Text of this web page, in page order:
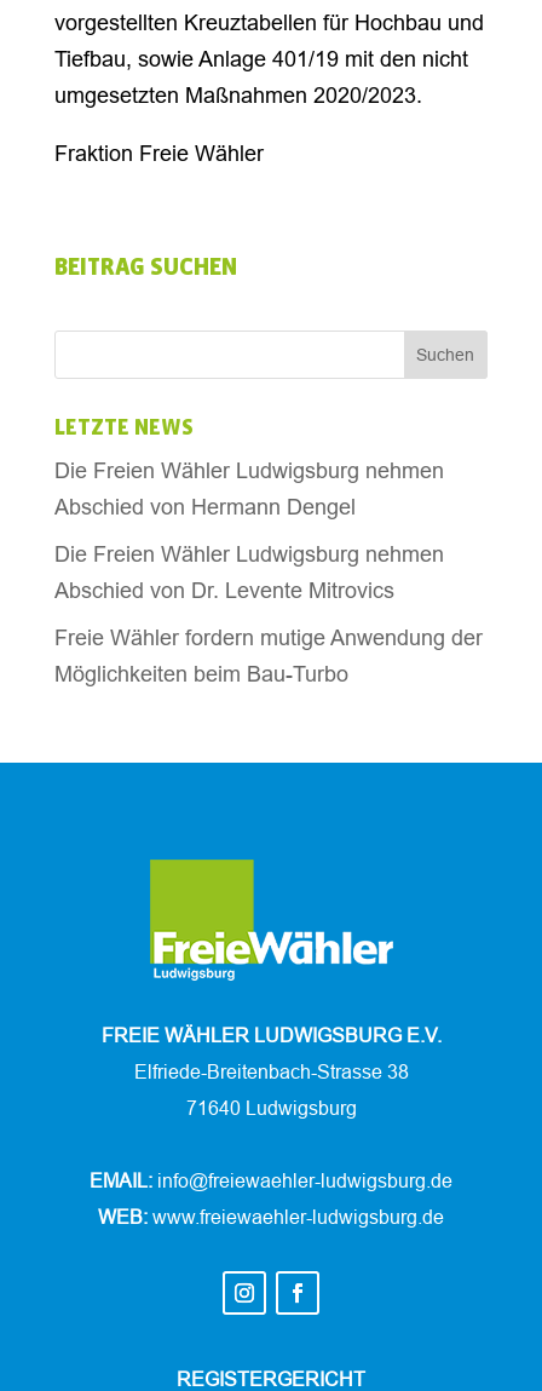
vorgestellten Kreuztabellen für Hochbau und
Tiefbau, sowie Anlage 401/19 mit den nicht
umgesetzten Maßnahmen 2020/2023.
Fraktion Freie Wähler
BEITRAG SUCHEN
LETZTE NEWS
Die Freien Wähler Ludwigsburg nehmen
Abschied von Hermann Dengel
Die Freien Wähler Ludwigsburg nehmen
Abschied von Dr. Levente Mitrovics
Freie Wähler fordern mutige Anwendung der
Möglichkeiten beim Bau-Turbo
FREIE WÄHLER LUDWIGSBURG E.V.
Elfriede-Breitenbach-Strasse 38
71640 Ludwigsburg
EMAIL: info@freiewaehler-ludwigsburg.de
WEB: www.freiewaehler-ludwigsburg.de
REGISTERGERICHT